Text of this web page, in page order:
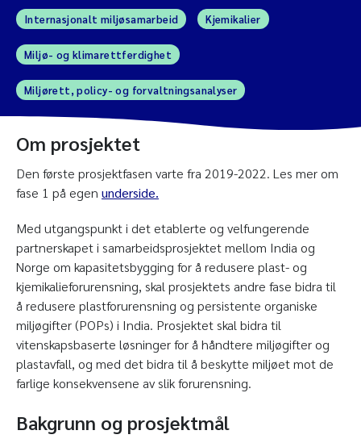
Internasjonalt miljøsamarbeid Kjemikalier
Miljø- og klimarettferdighet
Miljørett, policy- og forvaltningsanalyser
Om prosjektet
Den første prosjektfasen varte fra 2019-2022. Les mer om
fase 1 på egen underside.
Med utgangspunkt i det etablerte og velfungerende
partnerskapet i samarbeidsprosjektet mellom India og
Norge om kapasitetsbygging for å redusere plast- og
kjemikalieforurensning, skal prosjektets andre fase bidra til
å redusere plastforurensning og persistente organiske
miljøgifter (POPs) i India. Prosjektet skal bidra til
vitenskapsbaserte løsninger for å håndtere miljøgifter og
plastavfall, og med det bidra til å beskytte miljøet mot de
farlige konsekvensene av slik forurensning.
Bakgrunn og prosjektmål